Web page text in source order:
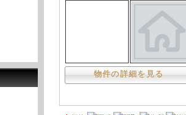
物件の詳細を見る